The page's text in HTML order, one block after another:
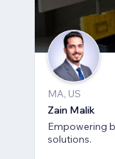
MA, US
Zain Malik
Empowering
solutions.